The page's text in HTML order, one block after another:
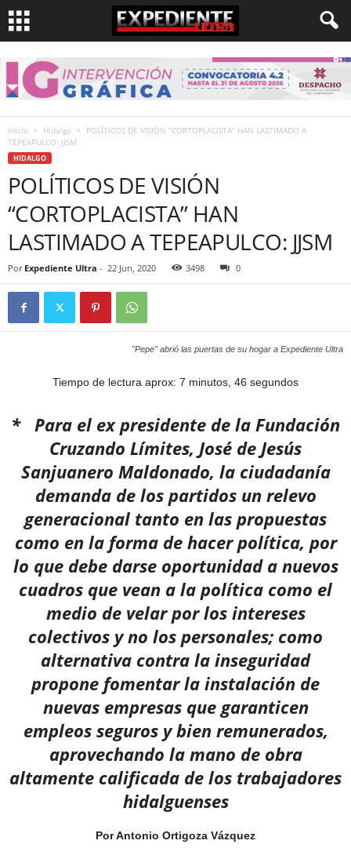
Inicio Hidalgo
POLÍTICOS DE VISIÓN “CORTOPLACISTA” HAN LASTIMADO A
TEPEAPULCO: JJSM
HIDALGO
POLÍTICOS DE VISIÓN
“CORTOPLACISTA” HAN
LASTIMADO A TEPEAPULCO: JJSM
Por Expediente Ultra - 22 Jun, 2020 3498 0
"Pepe" abrió las puertas de su hogar a Expediente Ultra
Tiempo de lectura aprox: 7 minutos, 46 segundos
* Para el ex presidente de la Fundación
Cruzando Límites, José de Jesús
Sanjuanero Maldonado, la ciudadanía
demanda de los partidos un relevo
generacional tanto en las propuestas
como en la forma de hacer política, por
lo que debe darse oportunidad a nuevos
cuadros que vean a la política como el
medio de velar por los intereses
colectivos y no los personales; como
alternativa contra la inseguridad
propone fomentar la instalación de
nuevas empresas que garanticen
empleos seguros y bien remunerados,
aprovechando la mano de obra
altamente calificada de los trabajadores
hidalguenses
Por Antonio Ortigoza Vázquez